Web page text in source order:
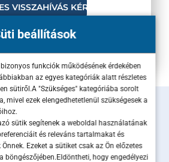
beállítások
funkciók működésének érdekében
az egyes kategóriák alatt részletes
sütiről.A "Szükséges" kategóriába sorolt
mivel ezek elengedhetetlenül szükségesek a
sütik segítenek a weboldal használatának
és releváns tartalmakat és
Ezeket a sütiket csak az Ön előzetes
böngészőjében.Eldöntheti, hogy engedélyezi
tartalmaink
szakértői cikkeinkbe!